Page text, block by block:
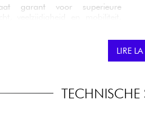
garant voor superieure
of als persoonlijke monitor,LIRE
TECHNISCHE